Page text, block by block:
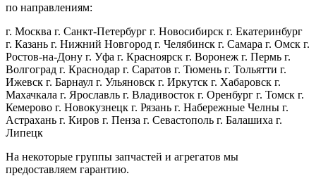
по направлениям:
г. Москва г. Санкт-Петербург г. Новосибирск г. Екатеринбург
г. Казань г. Нижний Новгород г. Челябинск г. Самара г. Омск г.
Ростов-на-Дону г. Уфа г. Красноярск г. Воронеж г. Пермь г.
Волгоград г. Краснодар г. Саратов г. Тюмень г. Тольятти г.
Ижевск г. Барнаул г. Ульяновск г. Иркутск г. Хабаровск г.
Махачкала г. Ярославль г. Владивосток г. Оренбург г. Томск г.
Кемерово г. Новокузнецк г. Рязань г. Набережные Челны г.
Астрахань г. Киров г. Пенза г. Севастополь г. Балашиха г.
Липецк
На некоторые группы запчастей и агрегатов мы
предоставляем гарантию.